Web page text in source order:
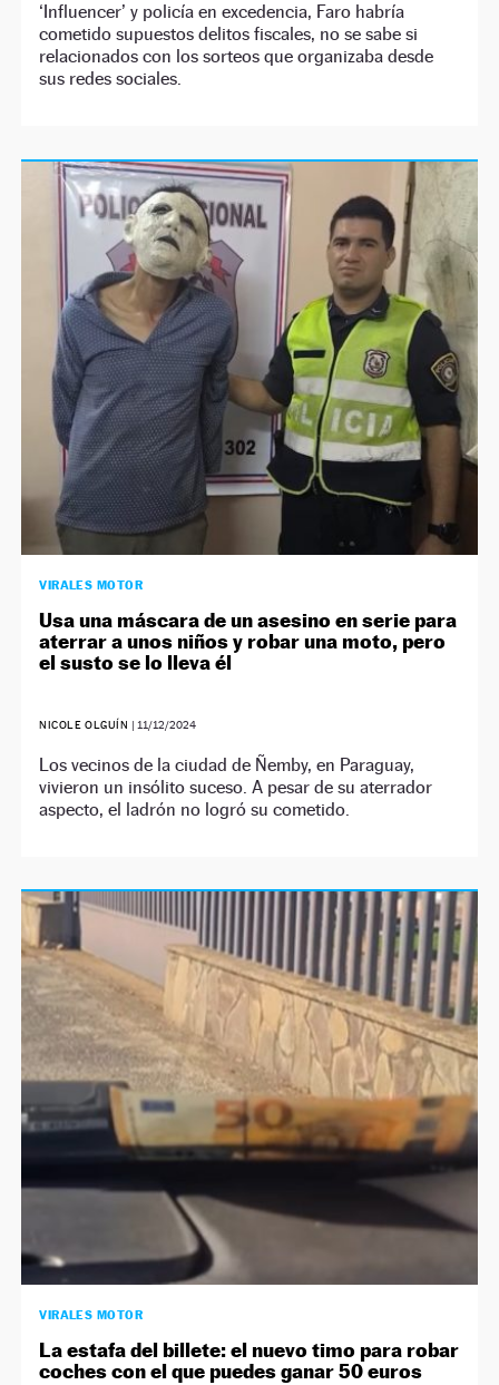
‘Influencer’ y policía en excedencia, Faro habría
cometido supuestos delitos fiscales, no se sabe si
relacionados con los sorteos que organizaba desde
sus redes sociales.
VIRALES MOTOR
Usa una máscara de un asesino en serie para
aterrar a unos niños y robar una moto, pero
el susto se lo lleva él
NICOLE OLGUÍN | 11/12/2024
Los vecinos de la ciudad de Ñemby, en Paraguay,
vivieron un insólito suceso. A pesar de su aterrador
aspecto, el ladrón no logró su cometido.
VIRALES MOTOR
La estafa del billete: el nuevo timo para robar
coches con el que puedes ganar 50 euros